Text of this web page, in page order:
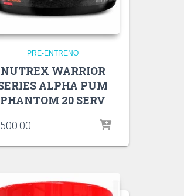
PRE-ENTRENO
NUTREX WARRIOR
ALPHA PUM
PHANTOM 20 SERV
500.00